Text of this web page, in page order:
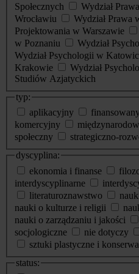
Społecznych
Wydział
Wrocławiu
Wydział Prawa
Projektowania w Warszawie
w Poznaniu
Wydział
Wydział Psychologii w
Krakowie
Wydział
Studiów Azjatyckich
typ:
aplikacyjny
komercyjny
społeczny
strategiczno-
dyscyplina:
ekonomia i finanse
interdyscyplinarne
literaturoznawstwo
nauki o kulturze i religii
nauki o zarządzaniu i jakości
socjologiczne
nie dotyczy
sztuki plastyczne i
status: